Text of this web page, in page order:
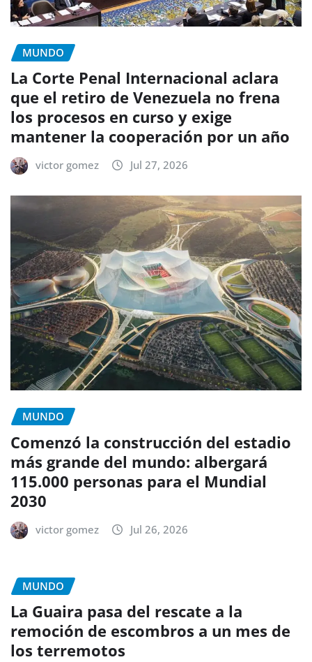
MUNDO
La Corte Penal Internacional aclara
que el retiro de Venezuela no frena
los procesos en curso y exige
mantener la cooperación por un año
victor gomez Jul 27, 2026
MUNDO
Comenzó la construcción del estadio
más grande del mundo: albergará
115.000 personas para el Mundial
2030
victor gomez Jul 26, 2026
MUNDO
La Guaira pasa del rescate a la
remoción de escombros a un mes de
los terremotos